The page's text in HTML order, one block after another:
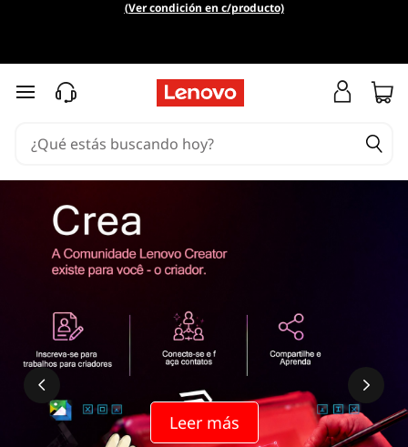
(Ver condición en c/producto)
Ir al contenido principal
Leer más